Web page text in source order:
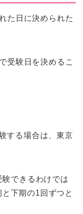
た日に決められた
受験日を決めるこ
する場合は、東京
できるわけでは
下期の1回ずつと